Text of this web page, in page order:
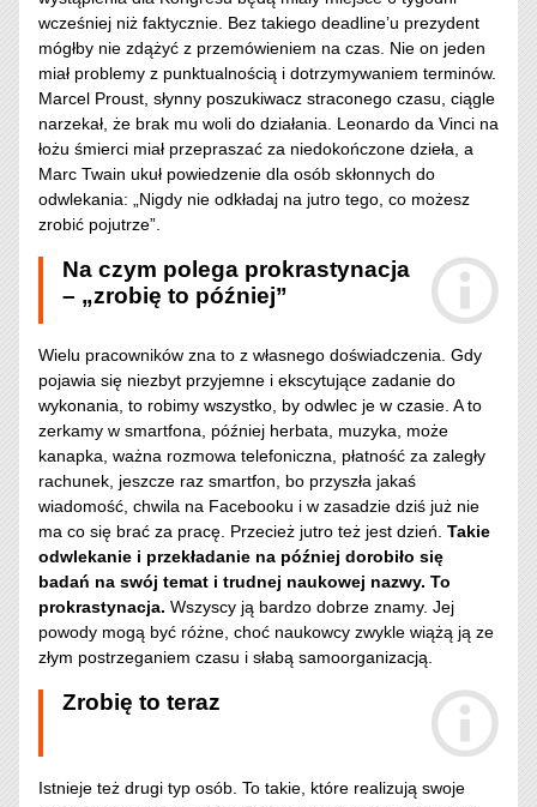
wcześniej niż faktycznie. Bez takiego deadline’u prezydent
mógłby nie zdążyć z przemówieniem na czas. Nie on jeden
miał problemy z punktualnością i dotrzymywaniem terminów.
Marcel Proust, słynny poszukiwacz straconego czasu, ciągle
narzekał, że brak mu woli do działania. Leonardo da Vinci na
łożu śmierci miał przepraszać za niedokończone dzieła, a
Marc Twain ukuł powiedzenie dla osób skłonnych do
odwlekania: „Nigdy nie odkładaj na jutro tego, co możesz
zrobić pojutrze”.
Na czym polega prokrastynacja
– „zrobię to później”
Wielu pracowników zna to z własnego doświadczenia. Gdy
pojawia się niezbyt przyjemne i ekscytujące zadanie do
wykonania, to robimy wszystko, by odwlec je w czasie. A to
zerkamy w smartfona, później herbata, muzyka, może
kanapka, ważna rozmowa telefoniczna, płatność za zaległy
rachunek, jeszcze raz smartfon, bo przyszła jakaś
wiadomość, chwila na Facebooku i w zasadzie dziś już nie
ma co się brać za pracę. Przecież jutro też jest dzień. Takie
odwlekanie i przekładanie na później dorobiło się
badań na swój temat i trudnej naukowej nazwy. To
prokrastynacja. Wszyscy ją bardzo dobrze znamy. Jej
powody mogą być różne, choć naukowcy zwykle wiążą ją ze
złym postrzeganiem czasu i słabą samoorganizacją.
Zrobię to teraz
Istnieje też drugi typ osób. To takie, które realizują swoje